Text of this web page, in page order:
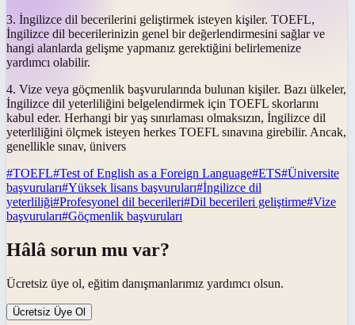
3. İngilizce dil becerilerini geliştirmek isteyen kişiler. TOEFL,
İngilizce dil becerilerinizin genel bir değerlendirmesini sağlar ve
hangi alanlarda gelişme yapmanız gerektiğini belirlemenize
yardımcı olabilir.
4. Vize veya göçmenlik başvurularında bulunan kişiler. Bazı ülkeler,
İngilizce dil yeterliliğini belgelendirmek için TOEFL skorlarını
kabul eder. Herhangi bir yaş sınırlaması olmaksızın, İngilizce dil
yeterliliğini ölçmek isteyen herkes TOEFL sınavına girebilir. Ancak,
genellikle sınav, ünivers
#TOEFL#Test of English as a Foreign Language#ETS#Üniversite
başvuruları#Yüksek lisans başvuruları#İngilizce dil
yeterliliği#Profesyonel dil becerileri#Dil becerileri geliştirme#Vize
başvuruları#Göçmenlik başvuruları
Hâlâ sorun mu var?
Ücretsiz üye ol, eğitim danışmanlarımız yardımcı olsun.
Ücretsiz Üye Ol